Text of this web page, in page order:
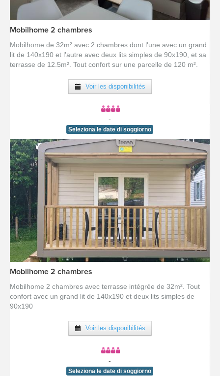
Mobilhome 2 chambres
Mobilhome de 32m² avec 2 chambres dont l'une avec un grand
lit de 140x190 et l'autre avec deux lits simples de 90x190, et sa
terrasse de 12.5m². Tout confort sur une parcelle de 120 m².
Voir les disponibilités
-
Seleziona le date di soggiorno
Mobilhome 2 chambres
Mobilhome 2 chambres avec terrasse intégrée de 32m². Tout
confort avec un grand lit de 140x190 et deux lits simples de
90x190
Voir les disponibilités
-
Seleziona le date di soggiorno